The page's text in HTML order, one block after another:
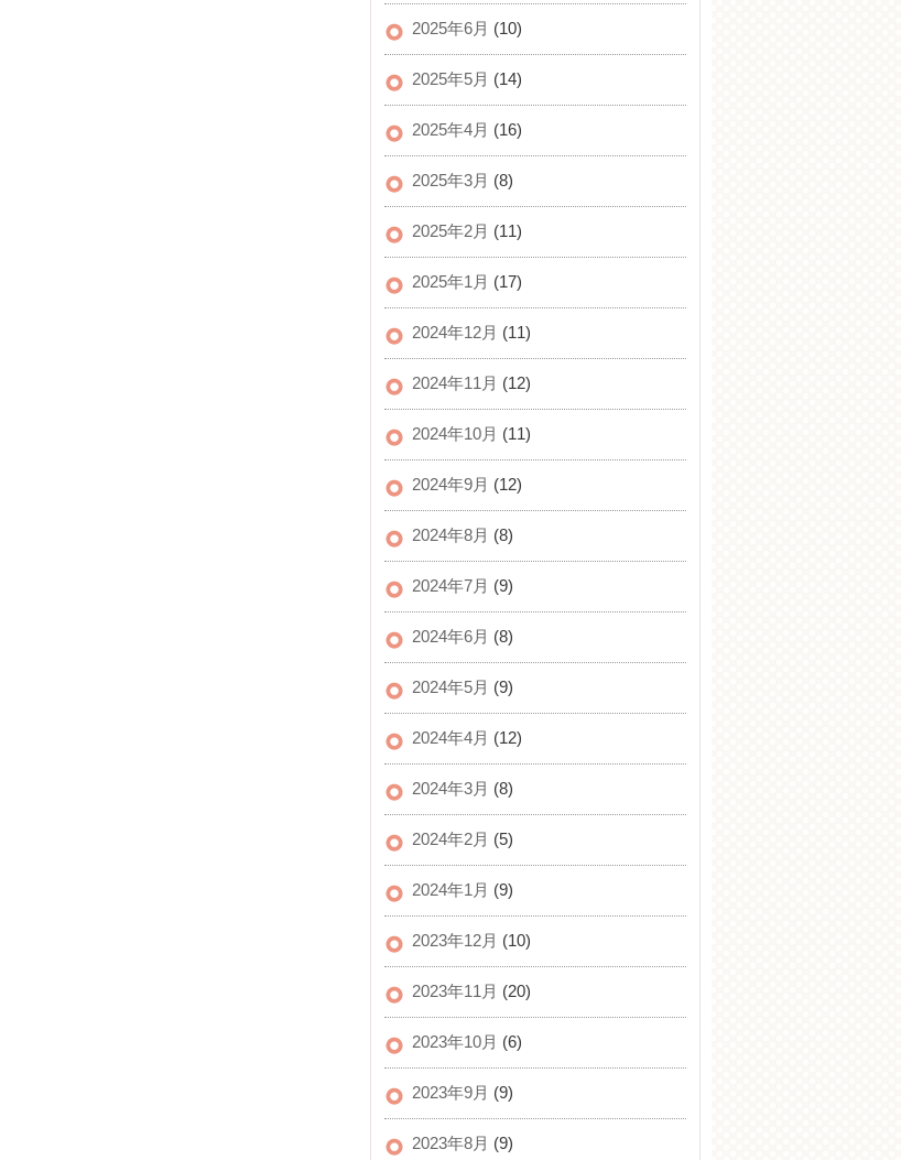
2025年6月 (10)
2025年5月 (14)
2025年4月 (16)
2025年3月 (8)
2025年2月 (11)
2025年1月 (17)
2024年12月 (11)
2024年11月 (12)
2024年10月 (11)
2024年9月 (12)
2024年8月 (8)
2024年7月 (9)
2024年6月 (8)
2024年5月 (9)
2024年4月 (12)
2024年3月 (8)
2024年2月 (5)
2024年1月 (9)
2023年12月 (10)
2023年11月 (20)
2023年10月 (6)
2023年9月 (9)
2023年8月 (9)